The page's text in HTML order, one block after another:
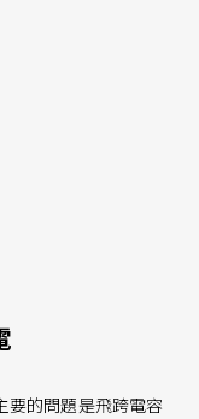
要的問題是飛跨電容